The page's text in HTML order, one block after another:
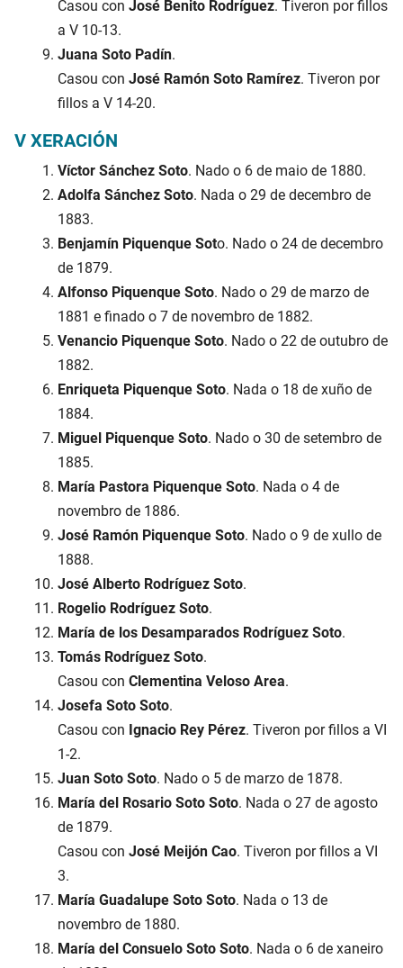
Casou con José Benito Rodríguez. Tiveron por fillos
a V 10-13.
Juana Soto Padín.
Casou con José Ramón Soto Ramírez. Tiveron por
fillos a V 14-20.
V XERACIÓN
Víctor Sánchez Soto. Nado o 6 de maio de 1880.
Adolfa Sánchez Soto. Nada o 29 de decembro de
1883.
Benjamín Piquenque Soto. Nado o 24 de decembro
de 1879.
Alfonso Piquenque Soto. Nado o 29 de marzo de
1881 e finado o 7 de novembro de 1882.
Venancio Piquenque Soto. Nado o 22 de outubro de
1882.
Enriqueta Piquenque Soto. Nada o 18 de xuño de
1884.
Miguel Piquenque Soto. Nado o 30 de setembro de
1885.
María Pastora Piquenque Soto. Nada o 4 de
novembro de 1886.
José Ramón Piquenque Soto. Nado o 9 de xullo de
1888.
José Alberto Rodríguez Soto.
Rogelio Rodríguez Soto.
María de los Desamparados Rodríguez Soto.
Tomás Rodríguez Soto.
Casou con Clementina Veloso Area.
Josefa Soto Soto.
Casou con Ignacio Rey Pérez. Tiveron por fillos a VI
1-2.
Juan Soto Soto. Nado o 5 de marzo de 1878.
María del Rosario Soto Soto. Nada o 27 de agosto
de 1879.
Casou con José Meijón Cao. Tiveron por fillos a VI
3.
María Guadalupe Soto Soto. Nada o 13 de
novembro de 1880.
María del Consuelo Soto Soto. Nada o 6 de xaneiro